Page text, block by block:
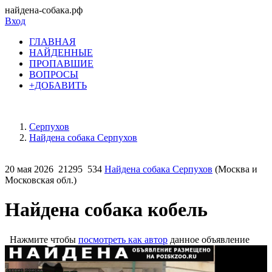
найдена-собака.рф
Вход
ГЛАВНАЯ
НАЙДЕННЫЕ
ПРОПАВШИЕ
ВОПРОСЫ
+ДОБАВИТЬ
Серпухов
Найдена собака Серпухов
20 мая 2026 21295 534 Найдена собака Серпухов (Москва и
Московская обл.)
Найдена собака кобель
Нажмите чтобы посмотреть как автор данное объявление